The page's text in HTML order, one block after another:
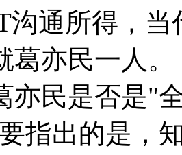
沟通所得，
亦民一人。
亦民是否是"
指出的是，